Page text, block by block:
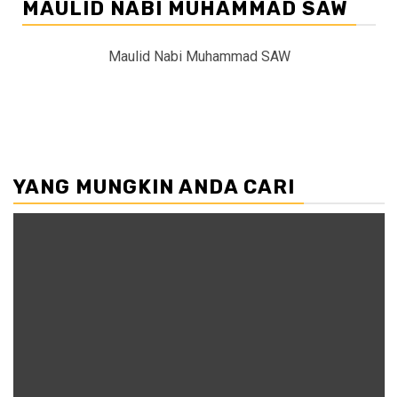
MAULID NABI MUHAMMAD SAW
Maulid Nabi Muhammad SAW
YANG MUNGKIN ANDA CARI